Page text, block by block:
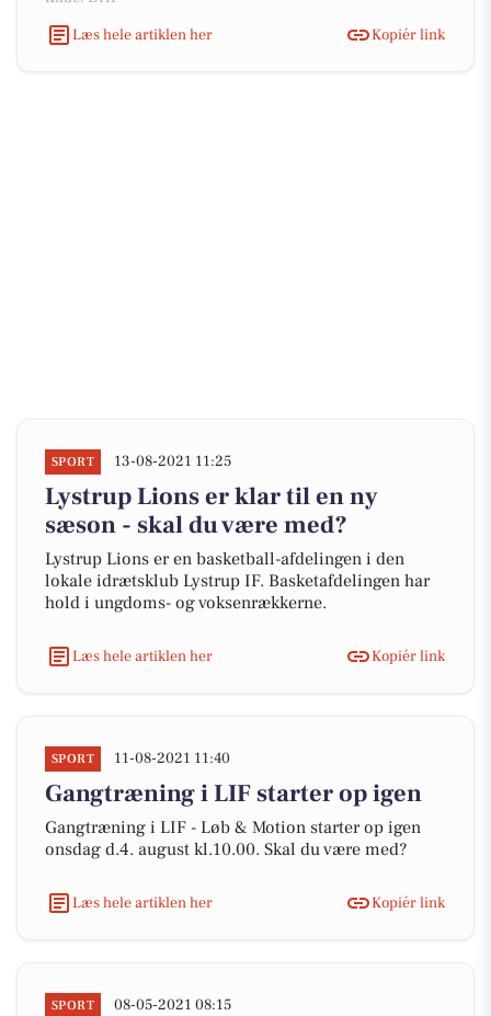
Læs hele artiklen her
Kopiér link
SPORT 13-08-2021 11:25
Lystrup Lions er klar til en ny
sæson - skal du være med?
Lystrup Lions er en basketball-afdelingen i den
lokale idrætsklub Lystrup IF. Basketafdelingen har
hold i ungdoms- og voksenrækkerne.
Læs hele artiklen her Kopiér link
SPORT 11-08-2021 11:40
Gangtræning i LIF starter op igen
Gangtræning i LIF - Løb & Motion starter op igen
onsdag d.4. august kl.10.00. Skal du være med?
Læs hele artiklen her Kopiér link
SPORT 08-05-2021 08:15